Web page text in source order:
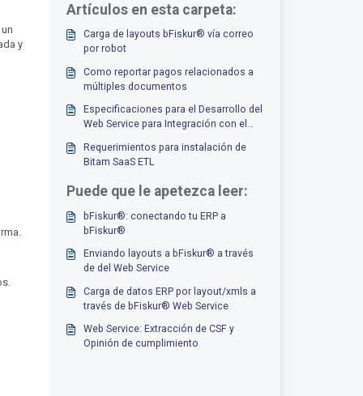
y
Artículos en esta carpeta:
Carga de layouts bFiskur®︎ vía correo
por robot
Como reportar pagos relacionados a
múltiples documentos
Especificaciones para el Desarrollo del
Web Service para Integración con el
Requerimientos para instalación de
Bitam SaaS ETL
Puede que le apetezca leer:
bFiskur®︎: conectando tu ERP a
bFiskur®︎
Enviando layouts a bFiskur®︎ a través
de del Web Service
Carga de datos ERP por layout/xmls a
través de bFiskur®︎ Web Service
Web Service: Extracción de CSF y
Opinión de cumplimiento